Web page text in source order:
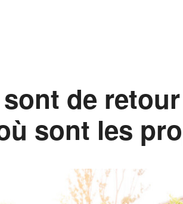
de
sont les